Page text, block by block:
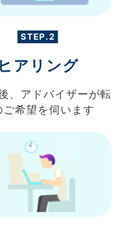
STEP.2
ヒアリング
、 アドバイザーが転
ご希望を伺います